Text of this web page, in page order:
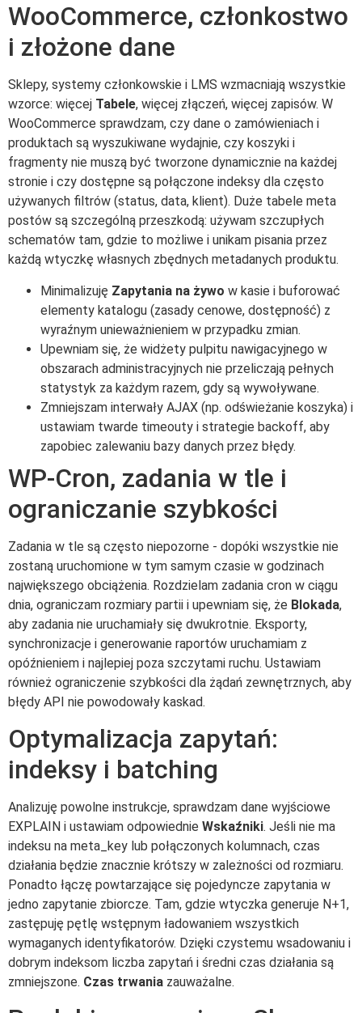
WooCommerce, członkostwo
i złożone dane
Sklepy, systemy członkowskie i LMS wzmacniają wszystkie
wzorce: więcej Tabele, więcej złączeń, więcej zapisów. W
WooCommerce sprawdzam, czy dane o zamówieniach i
produktach są wyszukiwane wydajnie, czy koszyki i
fragmenty nie muszą być tworzone dynamicznie na każdej
stronie i czy dostępne są połączone indeksy dla często
używanych filtrów (status, data, klient). Duże tabele meta
postów są szczególną przeszkodą: używam szczupłych
schematów tam, gdzie to możliwe i unikam pisania przez
każdą wtyczkę własnych zbędnych metadanych produktu.
Minimalizuję Zapytania na żywo w kasie i buforować
elementy katalogu (zasady cenowe, dostępność) z
wyraźnym unieważnieniem w przypadku zmian.
Upewniam się, że widżety pulpitu nawigacyjnego w
obszarach administracyjnych nie przeliczają pełnych
statystyk za każdym razem, gdy są wywoływane.
Zmniejszam interwały AJAX (np. odświeżanie koszyka) i
ustawiam twarde timeouty i strategie backoff, aby
zapobiec zalewaniu bazy danych przez błędy.
WP-Cron, zadania w tle i
ograniczanie szybkości
Zadania w tle są często niepozorne - dopóki wszystkie nie
zostaną uruchomione w tym samym czasie w godzinach
największego obciążenia. Rozdzielam zadania cron w ciągu
dnia, ograniczam rozmiary partii i upewniam się, że Blokada,
aby zadania nie uruchamiały się dwukrotnie. Eksporty,
synchronizacje i generowanie raportów uruchamiam z
opóźnieniem i najlepiej poza szczytami ruchu. Ustawiam
również ograniczenie szybkości dla żądań zewnętrznych, aby
błędy API nie powodowały kaskad.
Optymalizacja zapytań:
indeksy i batching
Analizuję powolne instrukcje, sprawdzam dane wyjściowe
EXPLAIN i ustawiam odpowiednie Wskaźniki. Jeśli nie ma
indeksu na meta_key lub połączonych kolumnach, czas
działania będzie znacznie krótszy w zależności od rozmiaru.
Ponadto łączę powtarzające się pojedyncze zapytania w
jedno zapytanie zbiorcze. Tam, gdzie wtyczka generuje N+1,
zastępuję pętlę wstępnym ładowaniem wszystkich
wymaganych identyfikatorów. Dzięki czystemu wsadowaniu i
dobrym indeksom liczba zapytań i średni czas działania są
zmniejszone. Czas trwania zauważalne.